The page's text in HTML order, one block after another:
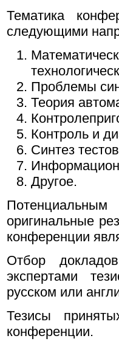
Тематика
следующими
Проблемы
Теория
Контроль и
Синтез
Другое.
оригинальные
конференции
Отбор
экспертами
русском или
Тезисы
конференции.